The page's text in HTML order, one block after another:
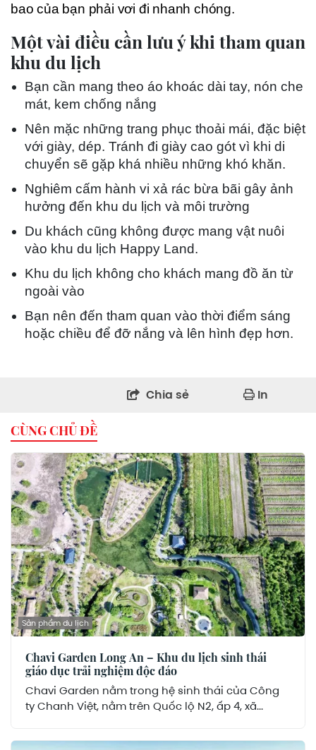
bao của bạn phải vơi đi nhanh chóng.
Một vài điều cần lưu ý khi tham quan
khu du lịch
Bạn cần mang theo áo khoác dài tay, nón che
mát, kem chống nắng
Nên mặc những trang phục thoải mái, đặc biệt
với giày, dép. Tránh đi giày cao gót vì khi di
chuyển sẽ gặp khá nhiều những khó khăn.
Nghiêm cấm hành vi xả rác bừa bãi gây ảnh
hưởng đến khu du lịch và môi trường
Du khách cũng không được mang vật nuôi
vào khu du lịch Happy Land.
Khu du lịch không cho khách mang đồ ăn từ
ngoài vào
Bạn nên đến tham quan vào thời điểm sáng
hoặc chiều để đỡ nắng và lên hình đẹp hơn.
Chia sẻ In
CÙNG CHỦ ĐỀ
Sản phẩm du lịch
Chavi Garden Long An – Khu du lịch sinh thái
giáo dục trải nghiệm độc đáo
Chavi Garden nằm trong hệ sinh thái của Công
ty Chanh Việt, nằm trên Quốc lộ N2, ấp 4, xã...